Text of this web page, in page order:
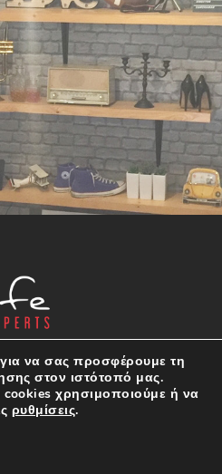
57 80 840
01:00μμ έως 09:00μμ
info@lightlife.gr
να σας προσφέρουμε τη
στον ιστότοπό μας.
χρησιμοποιούμε ή να
ρυθμίσεις.